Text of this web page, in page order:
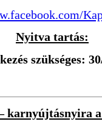
Nyitva tartás:
szükséges:
karnyújtásnyira